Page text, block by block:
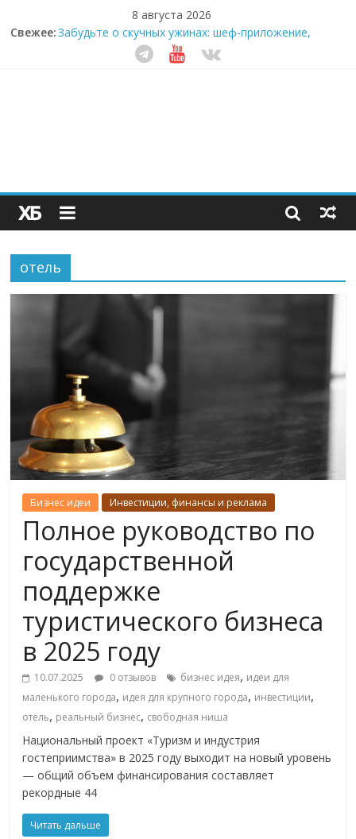
8 августа 2026
Свежее:
Секрет супергидратации: почему кокосовая вода с
пребиотиками становится главным трендом
здорового питания
Как простая наклейка заставляет миллионы людей
не забывать о самом важном креме этим летом
отель
Бизнес идеи Инвестиции, финансы и реклама
Полное руководство по
государственной
поддержке
туристического бизнеса
в 2025 году
10.07.2025 0 отзывов бизнес идея, идеи для
маленького города, идея для крупного города, инвестиции,
отель, реальный бизнес, свободная ниша
Национальный проект «Туризм и индустрия
гостеприимства» в 2025 году выходит на новый уровень
— общий объем финансирования составляет
рекордные 44
Читать дальше